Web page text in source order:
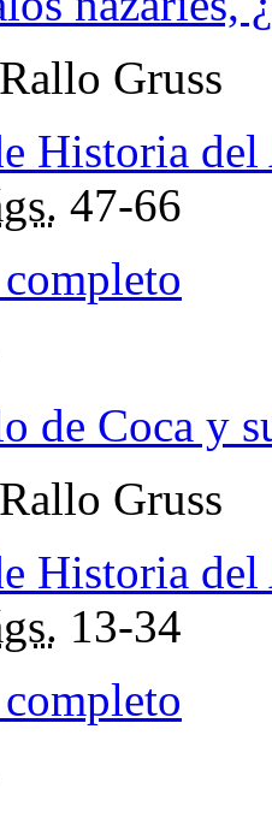
Gruss
Historia del
47-66
de Coca y
Gruss
Historia del
13-34